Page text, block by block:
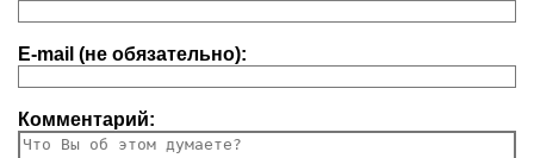
E-mail (не обязательно):
Комментарий: